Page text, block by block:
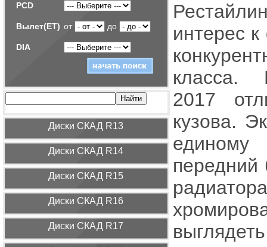
PCD
Вылет(ET) от до
DIA
Диcки СКАД R13
Диcки СКАД R14
Диcки СКАД R15
Диcки СКАД R16
Диcки СКАД R17
интерес
класса.
2017
кузова.
передний